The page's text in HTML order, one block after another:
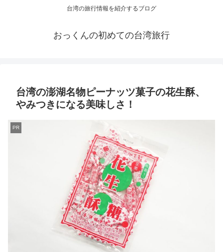
台湾の旅行情報を紹介するブログ
おっくんの初めての台湾旅行
台湾の澎湖名物ピーナッツ菓子の花生酥、
やみつきになる美味しさ！
PR